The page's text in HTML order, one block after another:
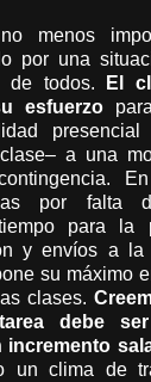
menos
por una
de todos.
El
esfuerzopara
a una
por falta
para la
y envíos a la
su máximo
clases.
debe
un clima de